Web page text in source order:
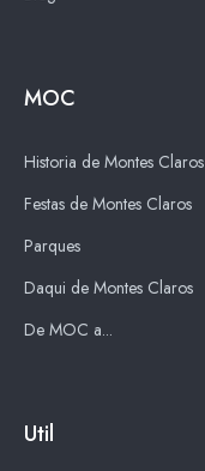
MOC
Historia de Montes Claros
Festas de Montes Claros
Parques
Daqui de Montes Claros
De MOC a...
Util